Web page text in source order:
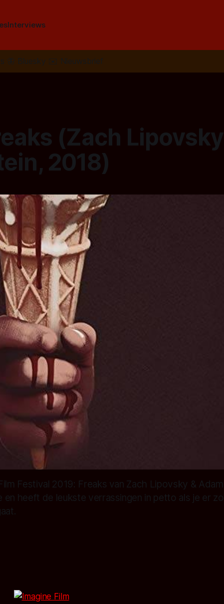
Interviews
🦋 Bluesky ✉️ Nieuwsbrief
(Zach Lipovsky
2018)
Festival 2019: Freaks van Zach Lipovsky & Adam
heeft de leukste verrassingen in petto als je er zo